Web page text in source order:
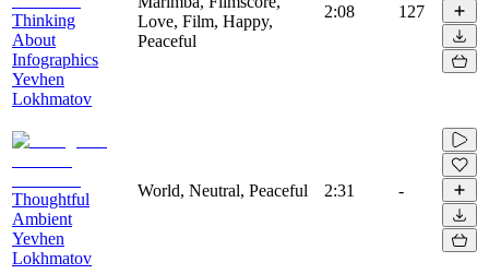
Thinking
About
Infographics
Yevhen
Lokhmatov
Love, Film, Happy,
Peaceful
2:08 127
Thoughtful
Ambient
Yevhen
Lokhmatov
World, Neutral, Peaceful 2:31 -